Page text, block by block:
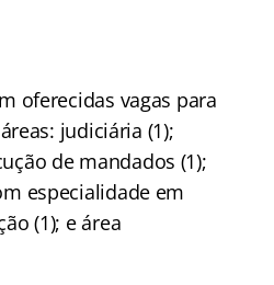
oferecidas vagas para
judiciária (1);
de mandados (1);
especialidade em
(1); e área